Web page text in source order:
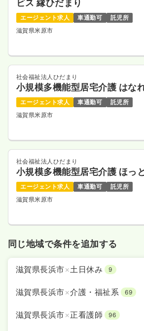
ビス 縁ひだまり
エージェント求人 車通勤可
託児所
滋賀県米原市
社会福祉法人ひだまり
小規模多機能
エージェント求人 車通勤可
託児所
滋賀県米原市
社会福祉法人ひだまり
小規模多機能
エージェント求人 車通勤可
託児所
滋賀県米原市
同じ地域で条件を追加する
滋賀県長浜市×土日休み 9
滋賀県長浜市×介護・福祉系 69
滋賀県長浜市×正看護師 96